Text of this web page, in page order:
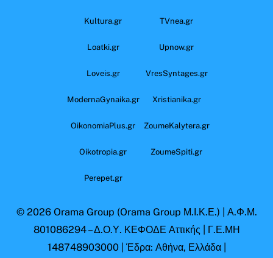
Kultura.gr TVnea.gr
Loatki.gr Upnow.gr
Loveis.gr VresSyntages.gr
ModernaGynaika.gr Xristianika.gr
OikonomiaPlus.gr ZoumeKalytera.gr
Oikotropia.gr ZoumeSpiti.gr
Perepet.gr
© 2026 Orama Group (Orama Group Μ.Ι.Κ.Ε.) | Α.Φ.Μ.
801086294 – Δ.Ο.Υ. ΚΕΦΟΔΕ Αττικής | Γ.Ε.ΜΗ
148748903000 | Έδρα: Αθήνα, Ελλάδα |